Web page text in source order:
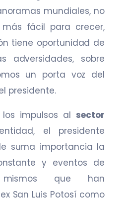
mundiales, no
fácil para crecer,
tiene oportunidad de
adversidades, sobre
un porta voz del
presidente.
impulsos al sector
el presidente
suma importancia la
y eventos de
mismos que han
San Luis Potosí como